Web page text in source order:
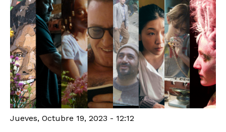
Jueves, Octubre 19, 2023 - 12:12